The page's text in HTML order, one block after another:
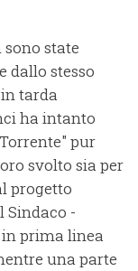
state
dallo stesso
tarda
ha intanto
pur
svolto sia per
progetto
Sindaco -
in prima linea
una parte